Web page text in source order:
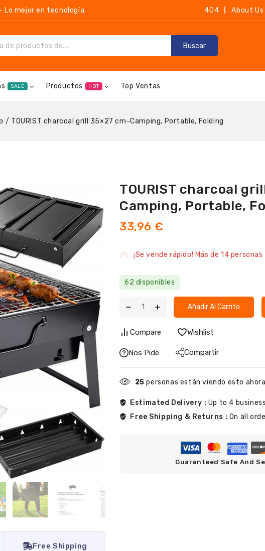
Lo mejor en tecnología. 404 About Us
Buscar
SALE Productos HOT Top Ventas
/ TOURIST charcoal grill 35×27 cm-Camping, Portable, Folding
Free Shipping
TOURIST charcoal
Camping, Portable,
33,96 €
17 productos vendidos en las últimas
¡Se vende rápido! Más de 14
62 disponibles
Añadir Al Carrito
Compare Wishlist
Nos Pide Compartir
25 personas están viendo esto
Estimated Delivery : Up to 4
Free Shipping & Returns : On all
Guaranteed Safe And